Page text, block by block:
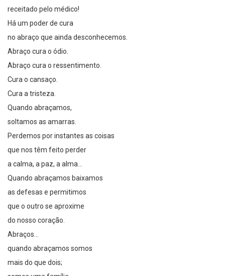
receitado pelo médico!
Há um poder de cura
no abraço que ainda desconhecemos.
Abraço cura o ódio.
Abraço cura o ressentimento.
Cura o cansaço.
Cura a tristeza.
Quando abraçamos,
soltamos as amarras.
Perdemos por instantes as coisas
que nos têm feito perder
a calma, a paz, a alma…
Quando abraçamos baixamos
as defesas e permitimos
que o outro se aproxime
do nosso coração.
Abraços…
quando abraçamos somos
mais do que dois;